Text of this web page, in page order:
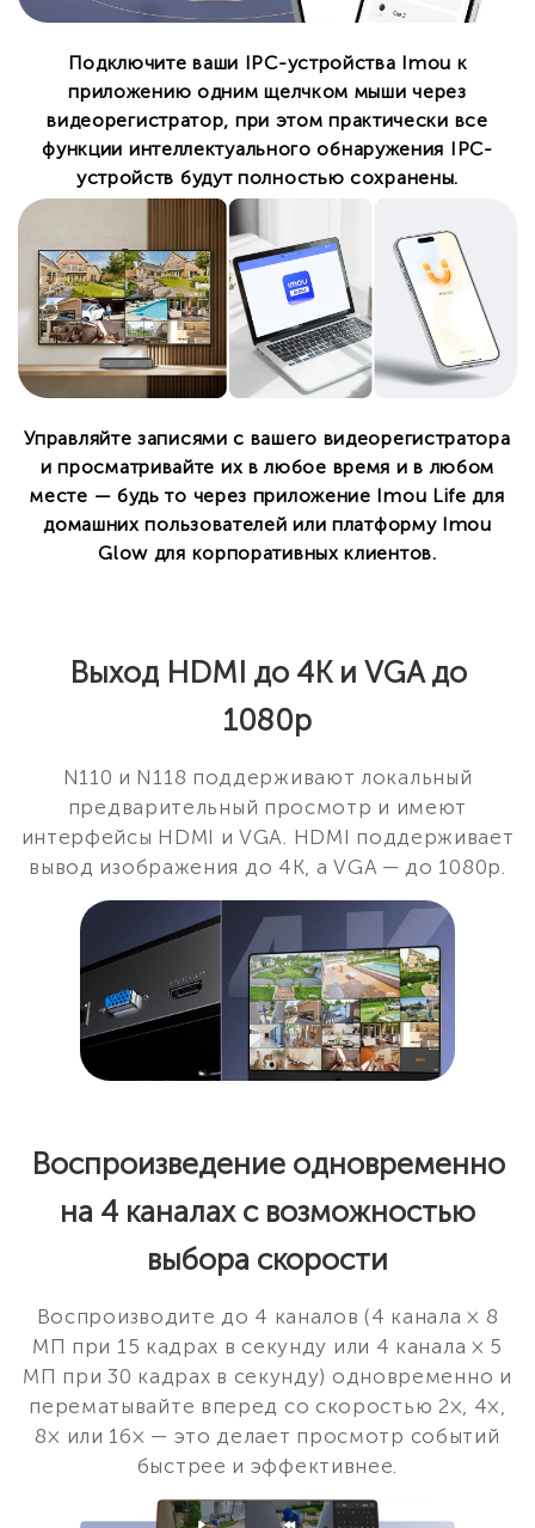
Подключите ваши IPC-устройства Imou к
приложению одним щелчком мыши через
видеорегистратор, при этом практически все
функции интеллектуального обнаружения IPC-
устройств будут полностью сохранены.
Управляйте записями с вашего видеорегистратора
и просматривайте их в любое время и в любом
месте — будь то через приложение Imou Life для
домашних пользователей или платформу Imou
Glow для корпоративных клиентов.
Выход HDMI до 4K и VGA до
1080p
N110 и N118 поддерживают локальный
предварительный просмотр и имеют
интерфейсы HDMI и VGA. HDMI поддерживает
вывод изображения до 4K, а VGA — до 1080p.
Воспроизведение одновременно
на 4 каналах с возможностью
выбора скорости
Воспроизводите до 4 каналов (4 канала × 8
МП при 15 кадрах в секунду или 4 канала × 5
МП при 30 кадрах в секунду) одновременно и
перематывайте вперед со скоростью 2×, 4×,
8× или 16× — это делает просмотр событий
быстрее и эффективнее.